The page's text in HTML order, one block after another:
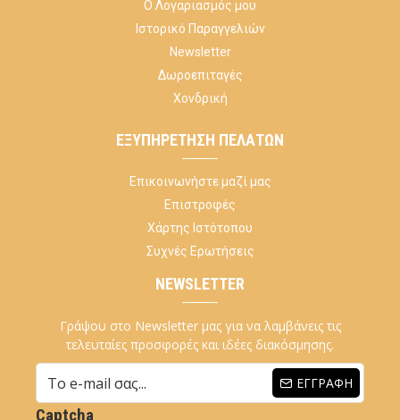
Ο Λογαριασμός μου
Ιστορικό Παραγγελιών
Newsletter
Δωροεπιταγές
Χονδρική
ΕΞΥΠΗΡΈΤΗΣΗ ΠΕΛΑΤΏΝ
Επικοινωνήστε μαζί μας
Επιστροφές
Χάρτης Ιστότοπου
Συχνές Ερωτήσεις
NEWSLETTER
Γράψου στο Newsletter μας για να λαμβάνεις τις
τελευταίες προσφορές και ιδέες διακόσμησης.
ΕΓΓΡΑΦΉ
Captcha